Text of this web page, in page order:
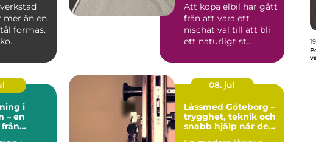
mer än en
formas.
Att köpa elbil har gått
från att vara ett
nischat val till att bli
ett naturligt st...
i
– en
08. jul
Låssmed Göteborg –
trygghet, teknik och
snabb hjälp när det